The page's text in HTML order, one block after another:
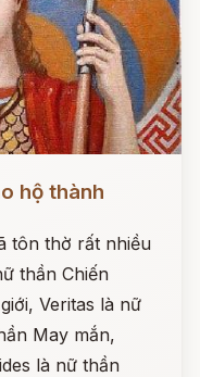
hộ thành
tôn thờ rất nhiều
thần Chiến
Veritas là nữ
May mắn,
là nữ thần